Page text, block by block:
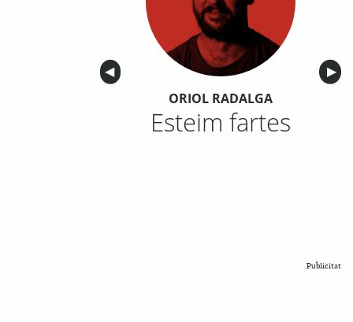
Anterior
◀︎ ▶︎
ORIOL RADALGA
Esteim fartes
Publicitat